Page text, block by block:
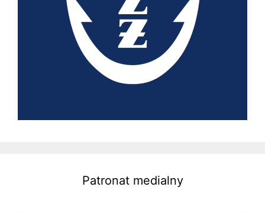
Patronat medialny